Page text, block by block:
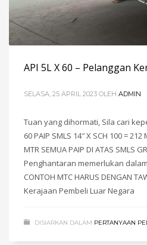
API 5L X 60 – Pelanggan
SELASA, 25 APRIL 2023 OLEH ADMIN
Tuan yang dihormati, Sila cari
60 PAIP SMLS 14″ X SCH 100 = 212
MTR SEMUA PAIP DI ATAS SMLS
Penghantaran memerlukan
CONTOH MTC HARUS DENGAN
Kerajaan Pembeli Luar Negara
DISIARKAN DALAM PERTANYAAN